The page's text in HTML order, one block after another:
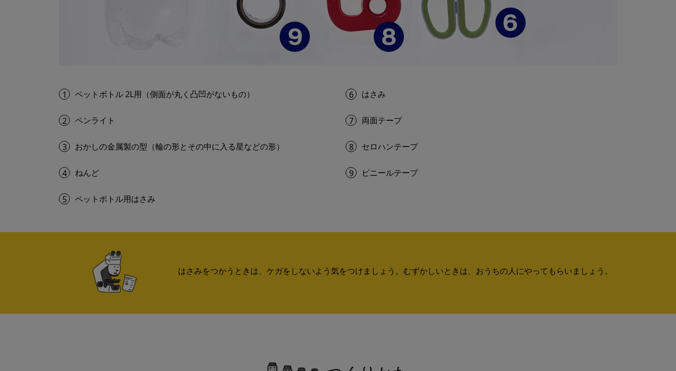
1 ペットボトル 2L用（側面が丸く凸凹がないもの）
2 ペンライト
3 おかしの金属製の型（輪の形とその中に入る星などの形）
4 ねんど
5 ペットボトル用はさみ
6 はさみ
7 両面テープ
8 セロハンテープ
9 ビニールテープ
はさみをつかうときは、ケガをしないよう気をつけましょう。むずかしいときは、おうちの人にやってもらいましょう。